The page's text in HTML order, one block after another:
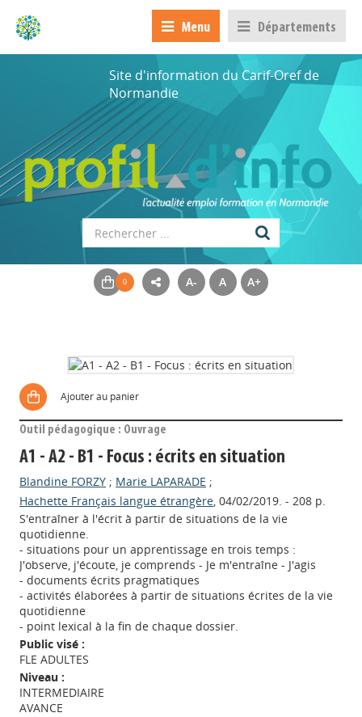
Menu Départements
Site d'information du Carif-Oref de
Normandie
A- A A+
Ajouter au panier
Outil pédagogique : Ouvrage
A1 - A2 - B1 - Focus : écrits en situation
Blandine FORZY ; Marie LAPARADE ;
Hachette Français langue étrangère, 04/02/2019. - 208 p.
S'entraîner à l'écrit à partir de situations de la vie
quotidienne.
- situations pour un apprentissage en trois temps :
J'observe, j'écoute, je comprends - Je m'entraîne - J'agis
- documents écrits pragmatiques
- activités élaborées à partir de situations écrites de la vie
quotidienne
- point lexical à la fin de chaque dossier.
Public visé :
FLE ADULTES
Niveau :
INTERMEDIAIRE
AVANCE